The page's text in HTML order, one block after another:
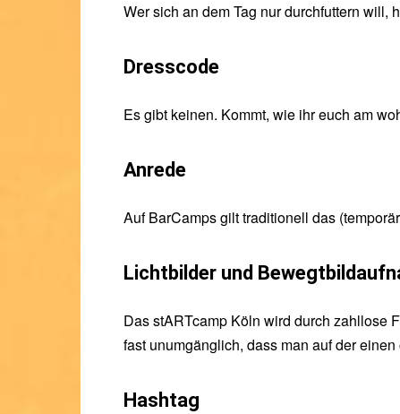
Wer sich an dem Tag nur durchfuttern will,
Dresscode
Es gibt keinen. Kommt, wie ihr euch am
Anrede
Auf BarCamps gilt traditionell das
Lichtbilder und
Das stARTcamp Köln wird durch zahllose
fast unumgänglich, dass man auf der
Hashtag